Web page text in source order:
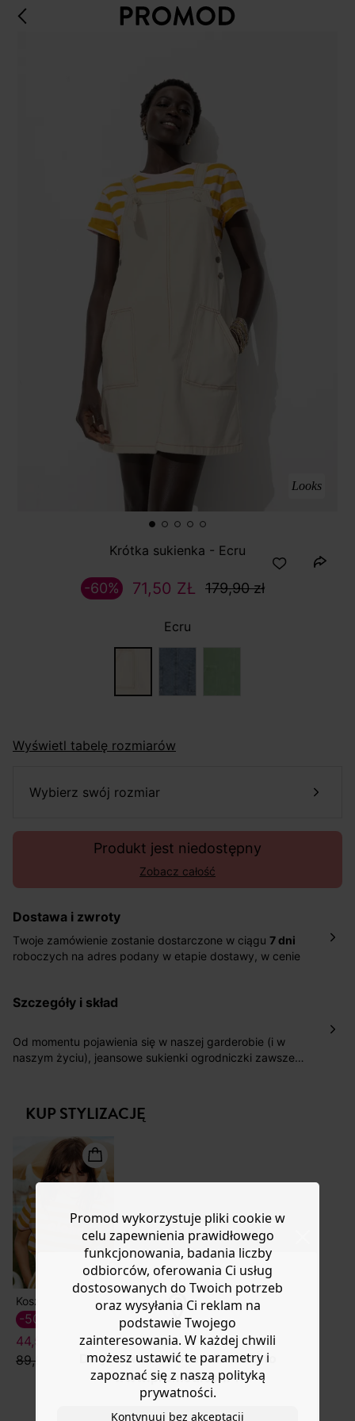
Do you want to be redirected to
www.promod.com ?
Looks
Krótka sukienka - Ecru
71,50 ZŁ 179,90 zł
-60%
Ecru
Wyświetl tabelę rozmiarów
wybierz swój rozmiar
Produkt jest niedostępny
Zobacz całość
Dostawa i zwroty
Twoje zamówienie zostanie dostarczone w ciągu 7 dni
roboczych na adres podany w etapie dostawy, w cenie
pośrednictwem DHL Express.
roboczych do wybranego przez Ciebie paczkomatu , a
koszt przesyłki wynosi 9,40 zł.
Pomoc
szczegóły i skład
Od momentu pojawienia się w naszej garderobie (i w
naszym życiu), jeansowe sukienki ogrodniczki zawsze
Można je nosić z butami, chodakami lub na gołe stopy.
100% bawełna. Krój w kształcie litery A. Płaskie,
regulowane ramiączka. Zapięcie na guziki po obu
stronach. Prosty dół.
KUP STYLIZACJĘ
Koszulka w paski
44,50 ZŁ
89,90 zł
-50%
Promod wykorzystuje pliki cookie w
celu zapewnienia prawidłowego
funkcjonowania, badania liczby
odbiorców, oferowania Ci usług
dostosowanych do Twoich potrzeb
oraz wysyłania Ci reklam na
podstawie Twojego
zainteresowania. W każdej chwili
możesz ustawić te parametry i
zapoznać się z naszą polityką
prywatności.
Kontynuuj bez akceptacji